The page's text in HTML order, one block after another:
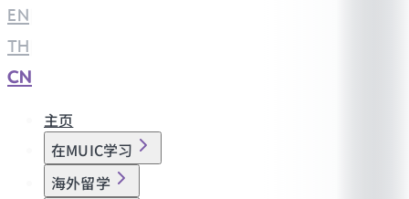
EN
TH
CN
主页
在MUIC学习
海外留学